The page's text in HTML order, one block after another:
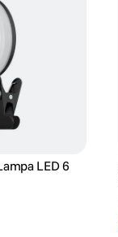
TNB Ring Light Lampa LED 6